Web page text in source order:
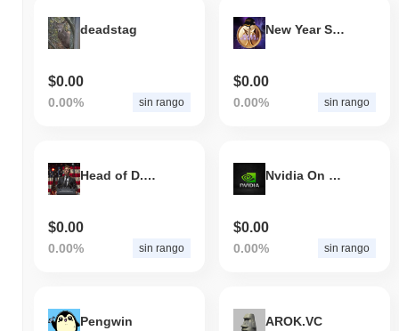
deadstag
$0.00
0.00% sin rango
New Year Stronger Economy
$0.00
0.00% sin rango
Head of D.O.G.E
$0.00
0.00% sin rango
Nvidia On Solana
$0.00
0.00% sin rango
Pengwin AROK.VC